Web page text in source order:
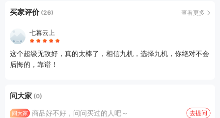
买家评价 (26) 查看更多
七暮云上
这个超级无敌好，真的太棒了，相信九机，选择九机，你绝对不会
后悔的，靠谱！
问大家 (0)
问大家 商品好不好，问问买过的人吧～ 去提问